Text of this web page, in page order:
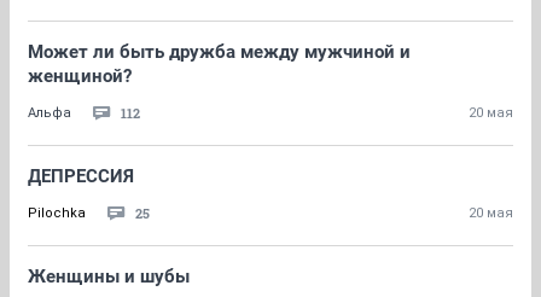
Может ли быть дружба между мужчиной и
женщиной?
Альфа 112 20 мая
ДЕПРЕССИЯ
Pilochka 25 20 мая
Женщины и шубы